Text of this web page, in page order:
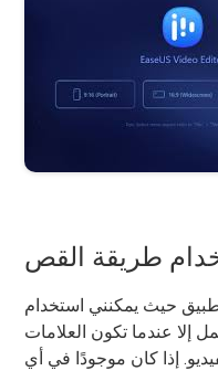
حيث يمكنني استخدام
إلا عندما تكون العلامات
إذا كان موجودًا في أي